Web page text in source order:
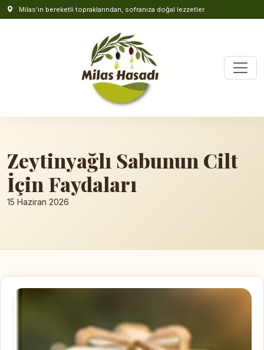
Milas’ın bereketli topraklarından, sofranıza doğal lezzetler.
Zeytinyağlı Sabunun Cilt
İçin Faydaları
15 Haziran 2026